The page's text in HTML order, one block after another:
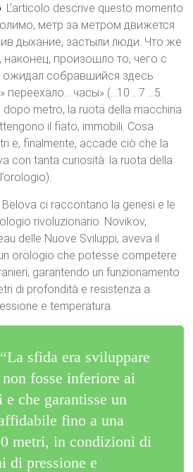
. L’articolo descrive questo momento
метр за метром движется
дыхание, застыли люди. Что же
наконец, произошло то, чего с
собравшийся здесь
переехало… часы» (…10 …7 …5.
metro, la ruota della macchina
il fiato, immobili. Cosa
e, finalmente, accade ciò che la
con tanta curiosità: la ruota della
ci raccontano la genesi e le
rivoluzionario. Novikov,
delle Nuove Sviluppi, aveva il
orologio che potesse competere
garantendo un funzionamento
di profondità e resistenza a
e temperatura.
“La sfida era sviluppare
fosse inferiore ai
che garantisse un
fino a una
metri, in condizioni di
di pressione e